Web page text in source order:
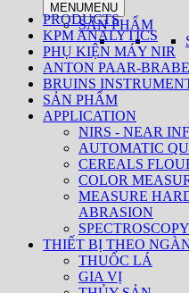
MENUMENU
SẢN PHẨM
PRODUCTS
KPM ANALYTICS
PHỤ KIỆN MÁY NIR
ANTON PAAR-
BRUINS
SẢN PHẨM
APPLICATION
NIRS - NEAR
AUTOMATIC
CEREALS
COLOR
MEASURE
ABRASION
THIẾT BỊ THEO
THUỐC LÁ
GIA VỊ